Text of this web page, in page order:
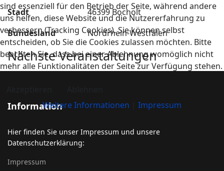
Stadt
46399 Bocholt
Bundesland
Nordrhein-Westfalen
Nächste Veranstaltungen
Information
Hier finden Sie unser Impressum und unsere
Datenschutzerklärung:
Impressum
sind essenziell für den Betrieb der Seite, während andere
uns helfen, diese Website und die Nutzererfahrung zu
verbessern (Tracking Cookies). Sie können selbst
entscheiden, ob Sie die Cookies zulassen möchten. Bitte
beachten Sie, dass bei einer Ablehnung womöglich nicht
mehr alle Funktionalitäten der Seite zur Verfügung stehen.
Weitere Informationen
Impressum